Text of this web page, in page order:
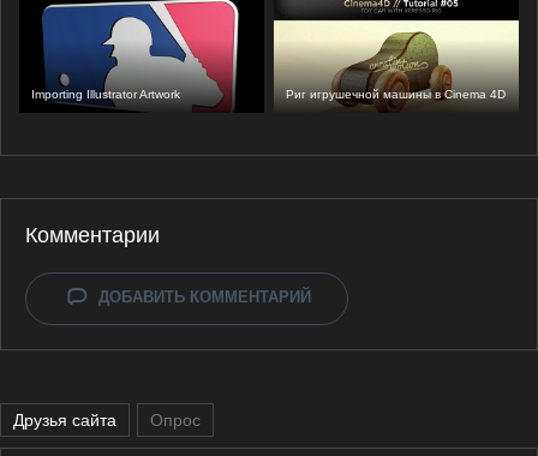
Importing Illustrator Artwork Риг игрушечной машины в Cinema 4D
Комментарии
ДОБАВИТЬ КОММЕНТАРИЙ
Друзья сайта Опрос